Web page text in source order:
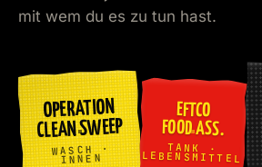
mit wem du es zu tun hast.
OPERATION
CLEAN SWEEP
WASCH ·
INNEN
EFTCO
FOOD ASS.
TANK ·
LEBENSMITTEL